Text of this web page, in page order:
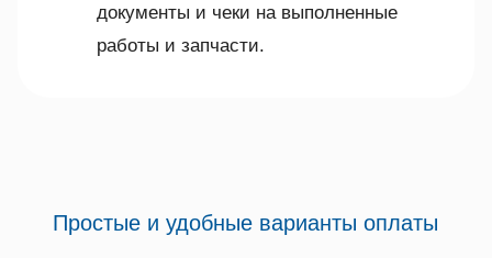
документы и чеки на выполненные
работы и запчасти.
Простые и удобные варианты оплаты